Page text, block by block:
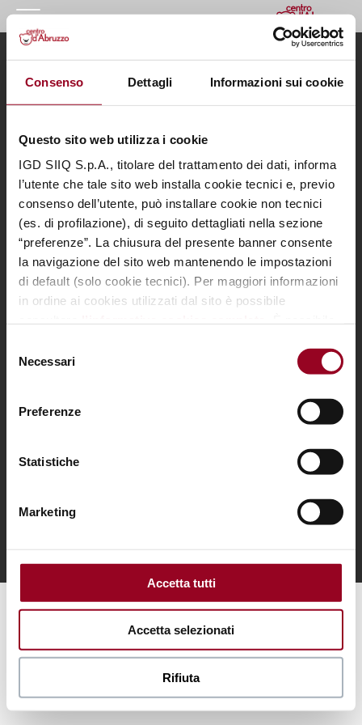
Consenso Dettagli Informazioni sui cookie
Questo sito web utilizza i cookie
IGD SIIQ S.p.A., titolare del trattamento dei dati, informa
l’utente che tale sito web installa cookie tecnici e, previo
consenso dell’utente, può installare cookie non tecnici
(es. di profilazione), di seguito dettagliati nella sezione
“preferenze”. La chiusura del presente banner consente
la navigazione del sito web mantenendo le impostazioni
di default (solo cookie tecnici). Per maggiori informazioni
in ordine ai cookies utilizzati dal sito è possibile
mediante il link “
delNecessari
Preferenze
Statistiche
Marketing
Accetta tutti
Accetta selezionati
Rifiuta
IL CENTRO
COME RAGGIUNGERCI
PROMOZIONI
NEGOZI
GIFT CARD
EVENTI
I NOSTRI SERVIZI
IL TUO BUSINESS AL CENTRO
CONTATTI
Menu
Il Centro
Dove siamo
Negozi
Eventi
Promozioni
I nostri servizi
Il tuo business
al centro
Informazioni utili
Cookie Policy
Apri preferenze cookie
Note legali
Contattaci per informazioni sui nostri Spazi Expo
© 2018 Centro d’Abruzzo – Via Po San Giovanni Teatino